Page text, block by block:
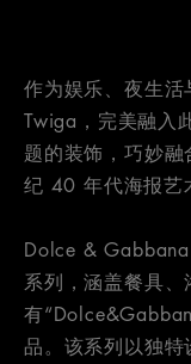
作为娱乐、夜生
Twiga，完美融入
题的装饰，巧妙
纪 40 年代海报艺
Dolce &
系列，涵盖餐具
有
品。该系列以独